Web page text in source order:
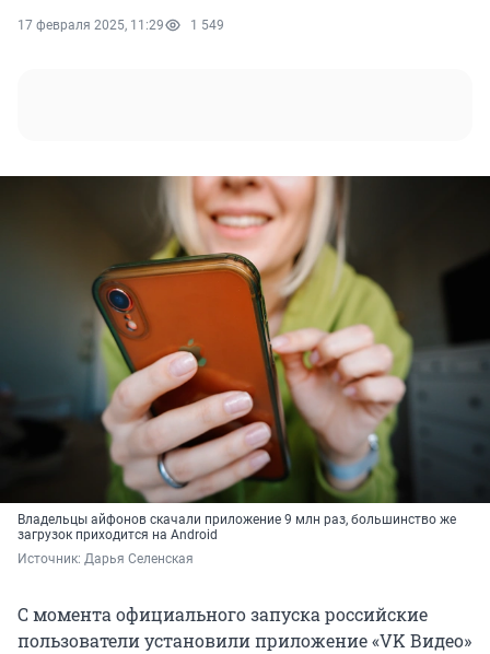
17 февраля 2025, 11:29 1 549
Владельцы айфонов скачали приложение 9 млн раз, большинство же
загрузок приходится на Android
Источник: Дарья Селенская
С момента официального запуска российские
пользователи установили приложение «VK Видео»